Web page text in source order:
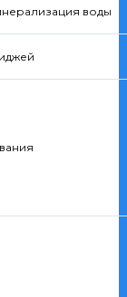
воды